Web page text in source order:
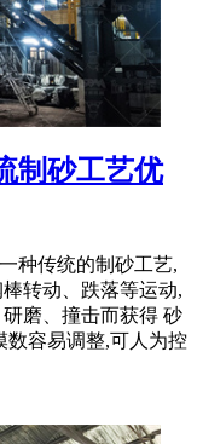
制砂工艺优
种传统的制砂工艺,
转动、跌落等运动,
磨、撞击而获得 砂
数容易调整,可人为控